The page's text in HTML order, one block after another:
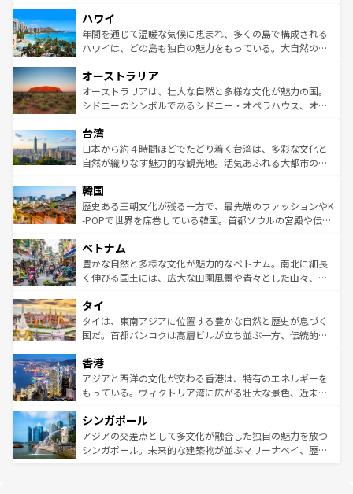
ば市内交通費無料で観光を楽しむこともできる。 なお、新
着のスイス情報はコンテンツ一覧 を参照してほしい。
のような巨大都市は、観光、ショッピング、エンターテイ
ンメントが詰まった刺激的なスポットだ。一方、アメリカ
西部には大自然が広がり、グランドキャニオンやイエロー
部のニューオーリンズでは、音楽と美食が融合した独特の
文化が魅力。旅行者はアメリカの各地域で異なる魅力を楽
しみながら、その多様性と豊かな歴史を感じることができ
ならではの贅沢な旅のスタイルだ。 なお、新着のアメリカ
情報はコンテンツ一覧を参照してほしい。
ハワイ
年間を通じて温暖な気候に恵まれ、多くの島で構成される
ハワイは、どの島も独自の魅力をもっている。大自然の神
ワイ島は見逃せない。また、定番の観光地といえばオアフ
島だが、静かな自然を求めるならマウイ島やカウアイ島が
おすすめ。エメラルドグリーンに輝く海をはじめ、豊かな
れるおもてなしの心で訪れる人々を迎えてくれるハワイの
人々、おいしいローカルフードやハワイアンミュージッ
ク、伝統的なフラダンスなど、すべてがハワイの魅力を彩
ワイを、存分に味わってほしい。 なお、新着のハワイ情報
はコンテンツ一覧を参照してほしい。
オーストラリア
オーストラリアは、壮大な自然と多様な文化が魅力の国。
シドニーのシンボルであるシドニー・オペラハウス、オー
リアリーフや大陸中央部にそびえるウルル（エアーズロッ
ク）、タスマニアの美しい原生林やケアンズの熱帯雨林な
ど、見どころがたくさん。また、カフェやワイン、オージ
いる。アクティビティも充実しており、サーフィンやダイ
ビング、ハイキングなど、アウトドア好きにはたまらな
い。オーストラリアの多彩な魅力を存分に味わいつくそ
参照してほしい。
台湾
日本から約４時間ほどでたどり着く台湾は、多彩な文化と
自然が織りなす魅力的な観光地。活気あふれる大都市の台
ン）、静ひつな山岳地帯である台湾東部など、都市の喧騒
と山間の静けさが共存しており、訪れる人に新しい発見と
驚きをもたらしてくれる。また、奥深い台湾の食文化も魅
容にもいいと評判のスイーツなど、バラエティ豊かな料理
が味わえる。 なお、新着の台湾情報は コンテンツ一覧を参
照してほしい。
韓国
歴史ある王朝文化が残る一方で、最先端のファッションやK
-POPで世界を席巻している韓国。首都ソウルの宮殿や伝統
き、地方に足を延ばせば四季折々の自然美を楽しむことが
できる。そして、キムチや焼肉、絶品のストリートフード
まで、さまざまな韓国料理が待っている。夜には、韓国な
リティに包まれながら、韓国の多彩な魅力を心ゆくまで味
わってみてほしい。 なお、新着の韓国情報はコンテンツ一
覧を参照してほしい。
ベトナム
豊かな自然と多様な文化が魅力的なベトナム。南北に細長
く伸びる国土には、広大な田園風景や青々とした山々、世
急速な発展と共に伝統が息づく。ハノイの古い町並みやホ
ーチミン市のフランス統治時代の建物も、独特の雰囲気を
醸し出している。また、バラエティの豊かさとおいしさで
とつ。フォーやバインミー、ベトナムコーヒーなどは、ぜ
ひ現地で味わいたい。どの地域を訪れてもあたたかい人々
が旅行者を迎えてくれるので、きっと忘れられない旅にな
参照してほしい。
タイ
タイは、東南アジアに位置する豊かな自然と歴史が息づく
国だ。首都バンコクは高層ビルが立ち並ぶ一方、伝統的な
の活気が交差している。北部ではチェンマイなどの山岳地
帯で自然と触れ合い、南部ではプーケットやクラビの美し
いビーチでリゾート気分を楽しむことができる。タイ料理
激する。気候は一年中温暖で、どの季節にも異なる楽しみ
が待っている。親しみやすいタイの人々、仏教を中心とし
た文化、そして多様な観光資源が、訪れる旅人を魅了し続
香港
アジアと西洋の文化が交わる香港は、特有のエネルギーを
もっている。ヴィクトリア湾に広がる壮大な景色、近未来
み、どこを訪れても感動するはず。観光スポットが密集し
ており、効率よく見どころを回れるのも魅力。息をのむよ
うな絶景から文化的な体験まで、香港を存分に楽しみ尽く
シンガポール
アジアの交差点として多文化が融合した独自の魅力を放つ
シンガポール。未来的な建築物が並ぶマリーナベイ、歴史